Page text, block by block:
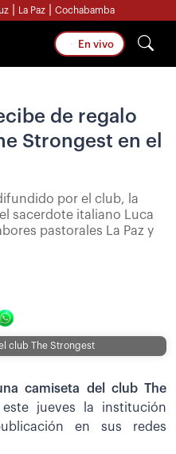
La Paz Cochabamba
En vivo
de regalo
Strongest en el
por el club, la
sacerdote italiano Luca
pastorales La Paz y
club The Strongest
camiseta del club The
jueves la institución
en sus redes